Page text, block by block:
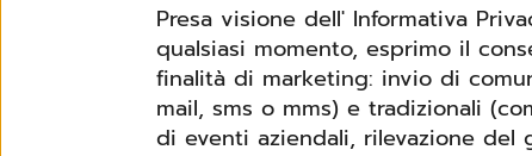
Presa visione dell' Informativa
qualsiasi momento, esprimo il
finalità di marketing: invio di
mail, sms o mms) e tradizionali
di eventi aziendali, rilevazione del